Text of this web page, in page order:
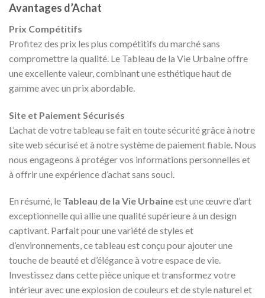
Avantages d’Achat
Prix Compétitifs
Profitez des prix les plus compétitifs du marché sans
compromettre la qualité. Le Tableau de la Vie Urbaine offre
une excellente valeur, combinant une esthétique haut de
gamme avec un prix abordable.
Site et Paiement Sécurisés
L’achat de votre tableau se fait en toute sécurité grâce à notre
site web sécurisé et à notre système de paiement fiable. Nous
nous engageons à protéger vos informations personnelles et
à offrir une expérience d’achat sans souci.
En résumé, le Tableau de la Vie Urbaineest une œuvre d’art
exceptionnelle qui allie une qualité supérieure à un design
captivant. Parfait pour une variété de styles et
d’environnements, ce tableau est conçu pour ajouter une
touche de beauté et d’élégance à votre espace de vie.
Investissez dans cette pièce unique et transformez votre
intérieur avec une explosion de couleurs et de style naturel et